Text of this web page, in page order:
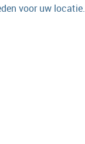
voor uw locatie.